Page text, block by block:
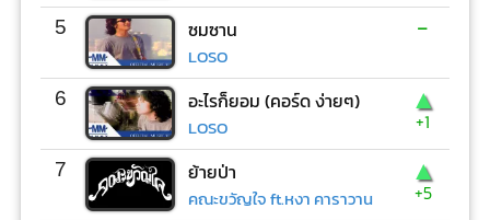
5 ซมซาน
LOSO
-
6 อะไรก็ยอม (คอร์ด ง่ายๆ)
LOSO
▲
+1
7 ย้ายป่า
คณะขวัญใจ ft.หงา คาราวาน
▲
+5